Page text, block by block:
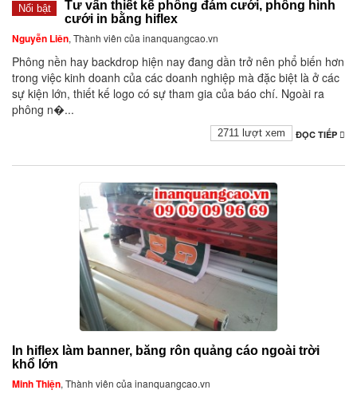
Nổi bật
Tư vấn thiết kế phông đám cưới, phông hình
cưới in bằng hiflex
Nguyễn Liên, Thành viên của inanquangcao.vn
Phông nền hay backdrop hiện nay đang dần trở nên phổ biến hơn
trong việc kinh doanh của các doanh nghiệp mà đặc biệt là ở các
sự kiện lớn, thiết kế logo có sự tham gia của báo chí. Ngoài ra
phông n�...
ĐỌC TIẾP
2711 lượt xem
In hiflex làm banner, băng rôn quảng cáo ngoài trời
khổ lớn
Minh Thiện, Thành viên của inanquangcao.vn